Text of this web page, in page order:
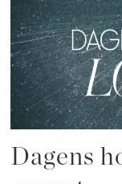
Dagens